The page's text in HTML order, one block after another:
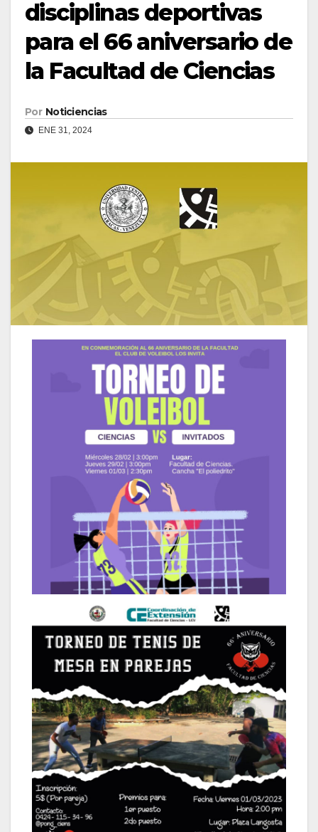
disciplinas deportivas
para el 66 aniversario de
la Facultad de Ciencias
Por Noticiencias
ENE 31, 2024